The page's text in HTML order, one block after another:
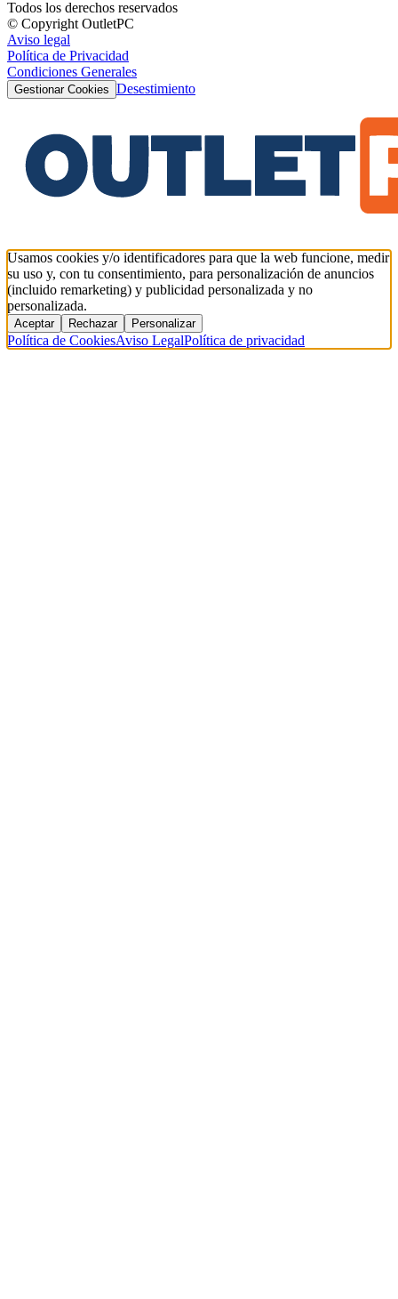
Todos los derechos reservados
© Copyright OutletPC
Aviso legal
Política de Privacidad
Condiciones Generales
Gestionar Cookies Desestimiento
Usamos cookies y/o identificadores para que la web funcione, medir
su uso y, con tu consentimiento, para personalización de anuncios
(incluido remarketing) y publicidad personalizada y no
personalizada.
Aceptar Rechazar Personalizar
Política de CookiesAviso LegalPolítica de privacidad